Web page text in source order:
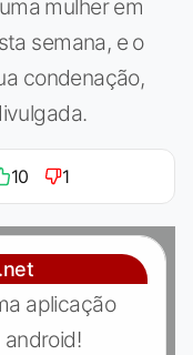
mulher em
semana, e o
condenação,
10 1
aplicação